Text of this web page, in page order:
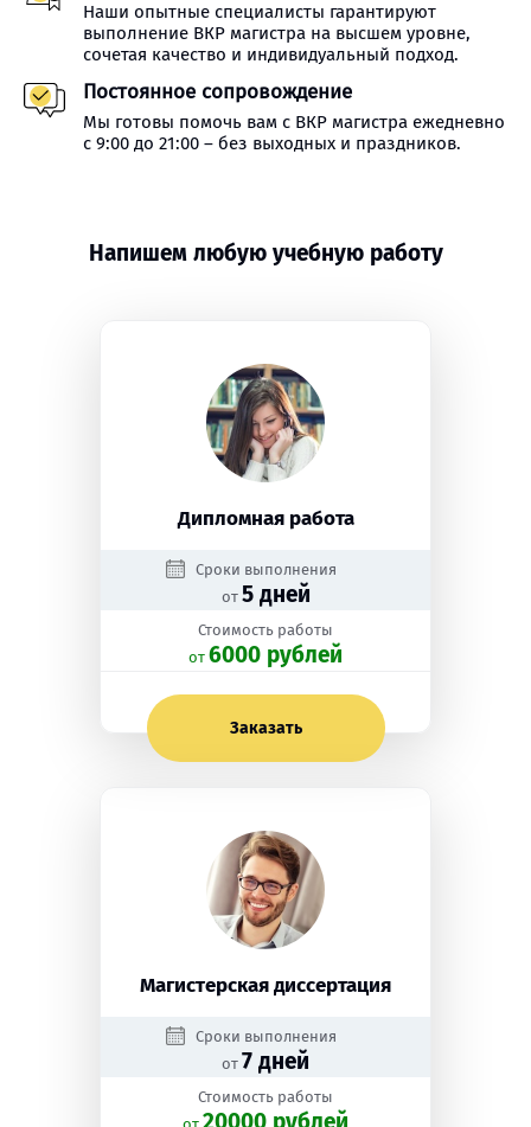
Наши опытные специалисты гарантируют
выполнение ВКР магистра на высшем уровне,
сочетая качество и индивидуальный подход.
Постоянное сопровождение
Мы готовы помочь вам с ВКР магистра ежедневно
с 9:00 до 21:00 – без выходных и праздников.
Напишем любую учебную работу
Дипломная работа
Сроки выполнения
от 5 дней
Стоимость работы
oт 6000 рублей
Заказать
Магистерская диссертация
Сроки выполнения
от 7 дней
Стоимость работы